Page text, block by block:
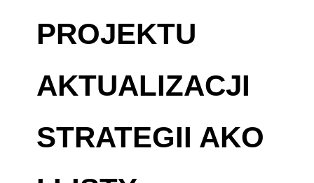
PROJEKTU
AKTUALIZACJI
STRATEGII AKO